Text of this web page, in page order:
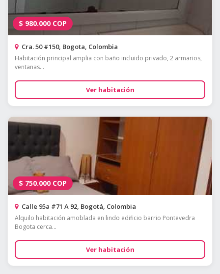
$ 980.000 COP
Cra. 50 #150, Bogota, Colombia
Habitación principal amplia con baño incluido privado, 2 armarios,
ventanas...
Ver habitación
$ 750.000 COP
Calle 95a #71 A 92, Bogotá, Colombia
Alquilo habitación amoblada en lindo edificio barrio Pontevedra
Bogota cerca...
Ver habitación